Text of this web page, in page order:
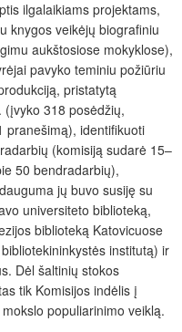
ilgalaikiams projektams,
knygos veikėjų biografiniu
aukštosiose mokyklose),
pavyko teminiu požiūriu
pristatytą
(įvyko 318 posėdžių,
pranešimą), identifikuoti
(komisiją sudarė 15–
50 bendradarbių),
jų buvo susiję su
universiteto biblioteką,
biblioteką Katovicuose
institutą) ir
Dėl šaltinių stokos
tik Komisijos indėlis į
populiarinimo veiklą.